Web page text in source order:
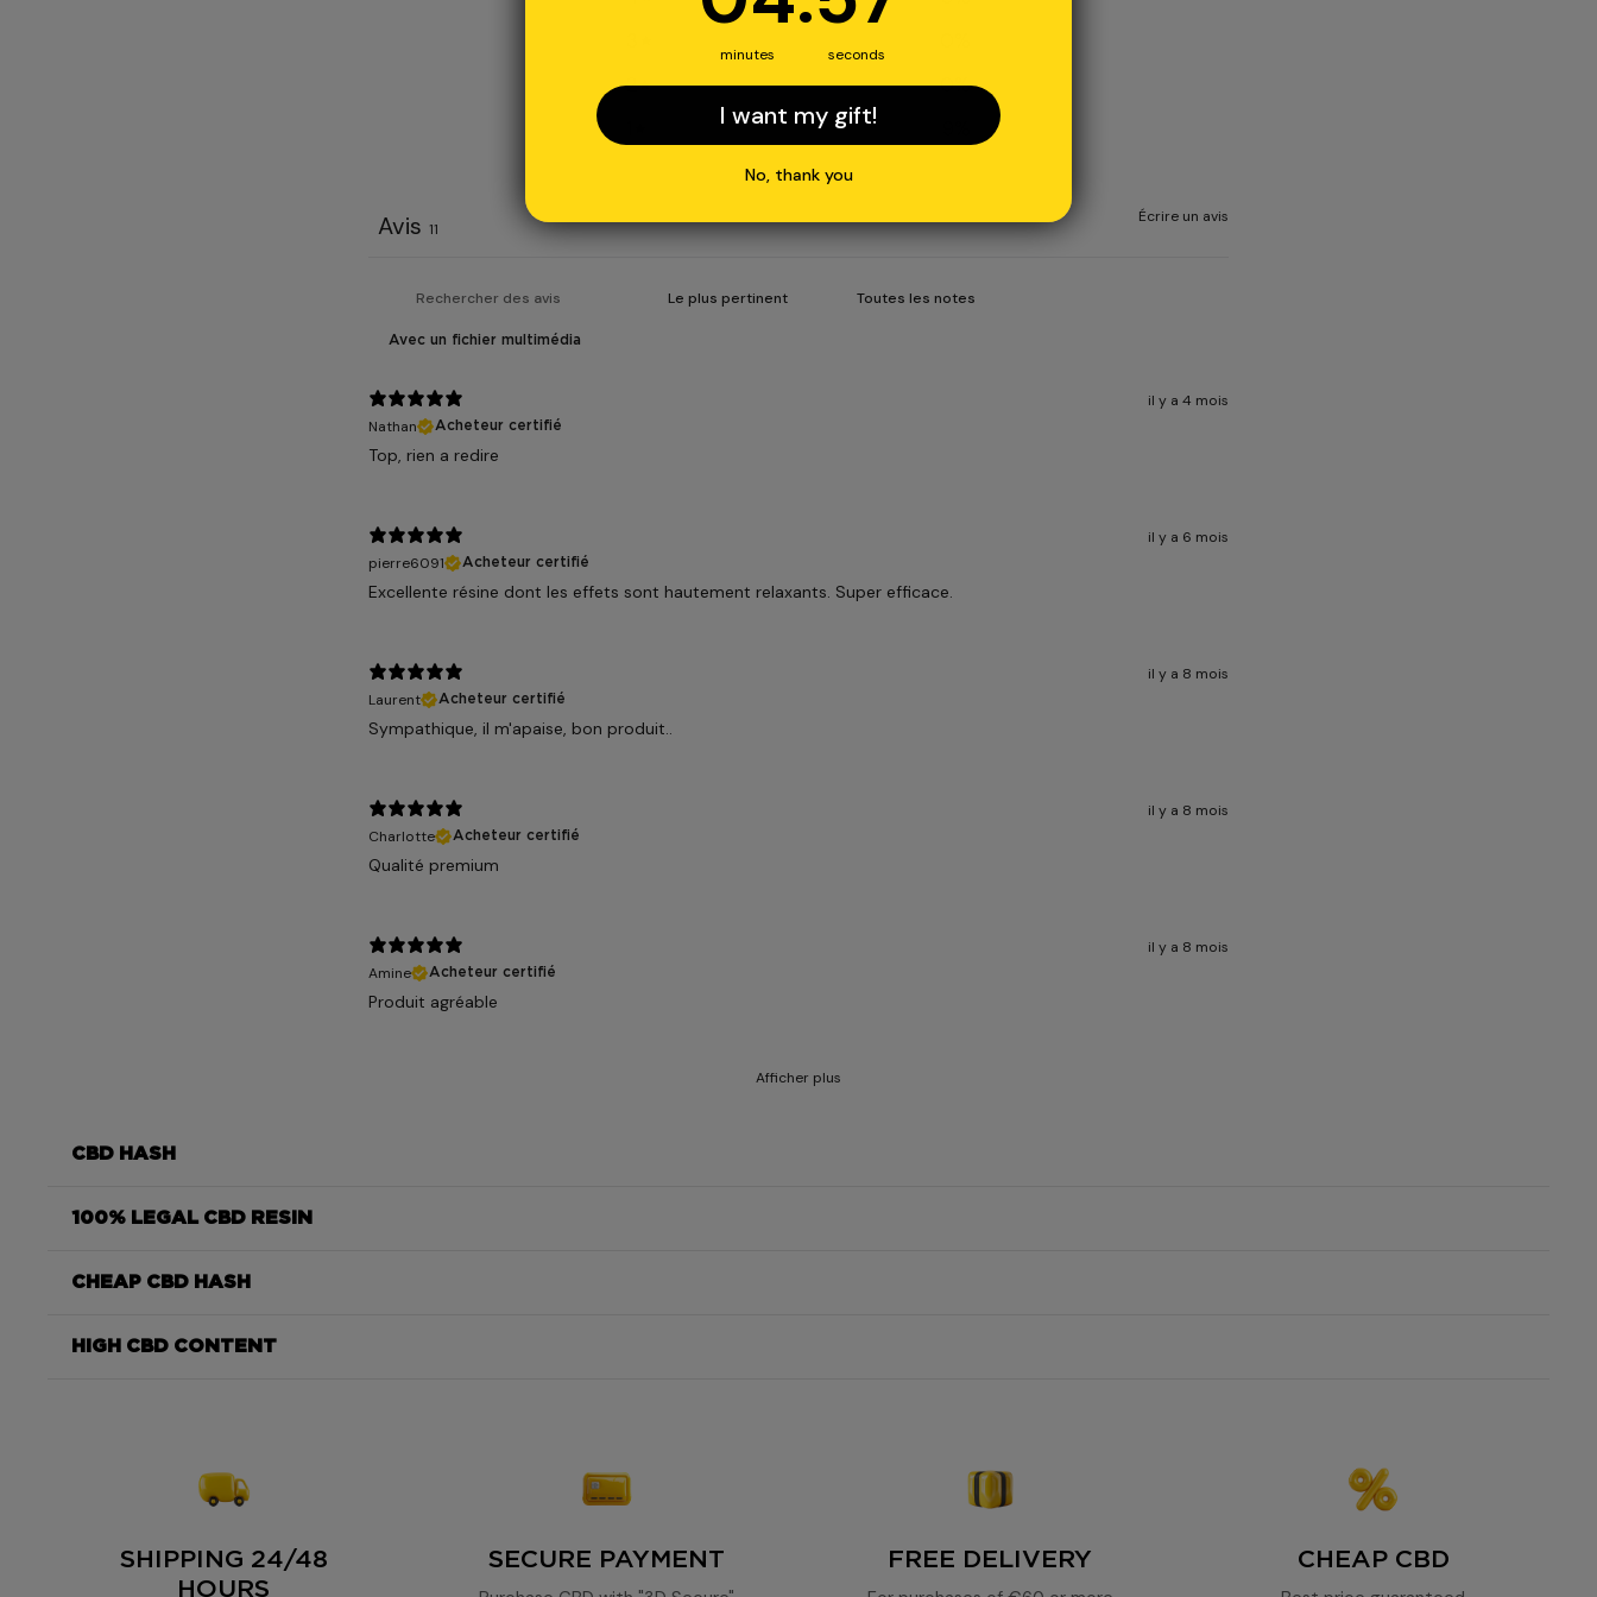
2
0%
Écrire un avis
Avis 11
Avec un fichier multimédia
il y a 4 mois
Nathan
Acheteur certifié
Top, rien a redire
il y a 6 mois
pierre6091
Acheteur certifié
Excellente résine dont les effets sont hautement relaxants. Super efficace.
il y a 8 mois
Laurent
Acheteur certifié
Sympathique, il m'apaise, bon produit..
il y a 8 mois
Charlotte
Acheteur certifié
Qualité premium
il y a 8 mois
Amine
Acheteur certifié
Produit agréable
Afficher plus
CBD HASH
DrySift 65%
100% LEGAL CBD RESIN
DrySift 65%
CHEAP CBD HASH
HIGH CBD CONTENT
SHIPPING 24/48
HOURS
SECURE PAYMENT FREE DELIVERY CHEAP CBD
minutes seconds
I want my gift!
No, thank you